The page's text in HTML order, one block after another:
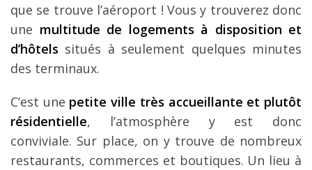
que se trouve l’aéroport ! Vous y trouverez donc
une multitude de logements à disposition et
d’hôtels situés à seulement quelques minutes
des terminaux.
C’est une petite ville très accueillante et plutôt
résidentielle, l’atmosphère y est donc
conviviale. Sur place, on y trouve de nombreux
restaurants, commerces et boutiques. Un lieu à